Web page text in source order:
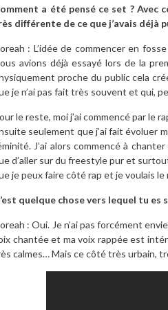
a été pensé ce set ? Avec
différente de ce que j’avais déjà
: L’idée de commencer en
avions déjà essayé lors de la
proche du public cela
je n’ai pas fait très souvent et qui,
le reste, moi j’ai commencé par le
seulement que j’ai fait évoluer
J’ai alors commencé à
d’aller sur du freestyle pur et
je peux faire côté rap et je voulais
quelque chose vers lequel tu
: Oui. Je n’ai pas forcément
chantée et ma voix rappée est
calmes… Mais ce côté très urbain,